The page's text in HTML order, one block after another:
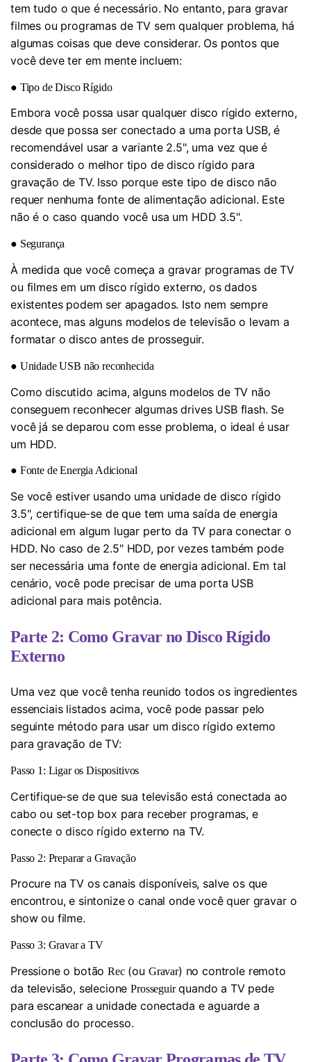
tem tudo o que é necessário. No entanto, para gravar
filmes ou programas de TV sem qualquer problema, há
algumas coisas que deve considerar. Os pontos que
você deve ter em mente incluem:
● Tipo de Disco Rígido
Embora você possa usar qualquer disco rígido externo,
desde que possa ser conectado a uma porta USB, é
recomendável usar a variante 2.5", uma vez que é
considerado o melhor tipo de disco rígido para
gravação de TV. Isso porque este tipo de disco não
requer nenhuma fonte de alimentação adicional. Este
não é o caso quando você usa um HDD 3.5".
● Segurança
À medida que você começa a gravar programas de TV
ou filmes em um disco rígido externo, os dados
existentes podem ser apagados. Isto nem sempre
acontece, mas alguns modelos de televisão o levam a
formatar o disco antes de prosseguir.
● Unidade USB não reconhecida
Como discutido acima, alguns modelos de TV não
conseguem reconhecer algumas drives USB flash. Se
você já se deparou com esse problema, o ideal é usar
um HDD.
● Fonte de Energia Adicional
Se você estiver usando uma unidade de disco rígido
3.5", certifique-se de que tem uma saída de energia
adicional em algum lugar perto da TV para conectar o
HDD. No caso de 2.5" HDD, por vezes também pode
ser necessária uma fonte de energia adicional. Em tal
cenário, você pode precisar de uma porta USB
adicional para mais potência.
Parte 2: Como Gravar no Disco Rígido
Externo
Uma vez que você tenha reunido todos os ingredientes
essenciais listados acima, você pode passar pelo
seguinte método para usar um disco rígido externo
para gravação de TV:
Passo 1: Ligar os Dispositivos
Certifique-se de que sua televisão está conectada ao
cabo ou set-top box para receber programas, e
conecte o disco rígido externo na TV.
Passo 2: Preparar a Gravação
Procure na TV os canais disponíveis, salve os que
encontrou, e sintonize o canal onde você quer gravar o
show ou filme.
Passo 3: Gravar a TV
Pressione o botãoRec(ou Gravar) no controle remoto
da televisão, selecioneProsseguirquando a TV pede
para escanear a unidade conectada e aguarde a
conclusão do processo.